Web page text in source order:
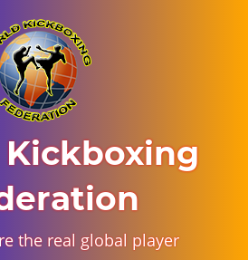
the real global player